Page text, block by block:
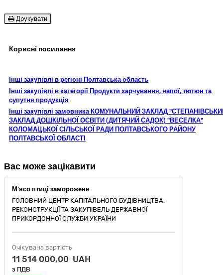
Друкувати
Корисні посилання
Інші закупівлі в регіоні Полтавська область
Інші закупівлі в категорії Продукти харчування, напої, тютюн та
супутня продукція
Інші закупівлі замовника КОМУНАЛЬНИЙ ЗАКЛАД
ЗАКЛАД ДОШКІЛЬНОЇ ОСВІТИ (ДИТЯЧИЙ САДОК) "ВЕСЕЛКА"
КОЛОМАЦЬКОЇ СІЛЬСЬКОЇ РАДИ ПОЛТАВСЬКОГО РАЙОНУ
ПОЛТАВСЬКОЇ ОБЛАСТІ
Вас може зацікавити
М’ясо птиці заморожене
ГОЛОВНИЙ ЦЕНТР КАПІТАЛЬНОГО БУДІВНИЦТВА,
РЕКОНСТРУКЦІЇ ТА ЗАКУПІВЕЛЬ ДЕРЖАВНОЇ
ПРИКОРДОННОЇ СЛУЖБИ УКРАЇНИ
Очікувана вартість
11 514 000,00 UAH
з ПДВ